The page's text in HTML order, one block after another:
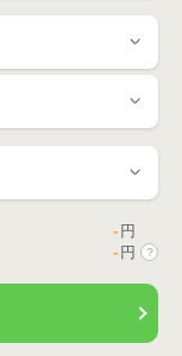
- 円
- 円 ?